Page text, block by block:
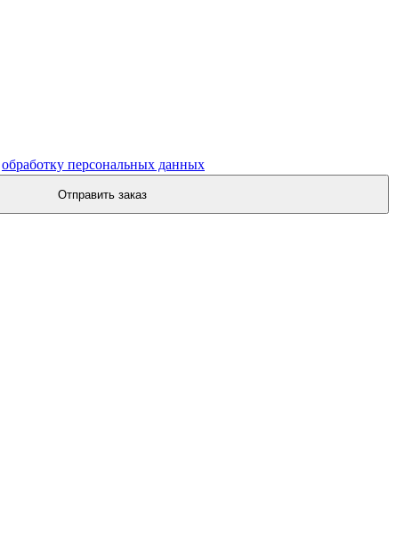
обработку персональных данных
Отправить заказ